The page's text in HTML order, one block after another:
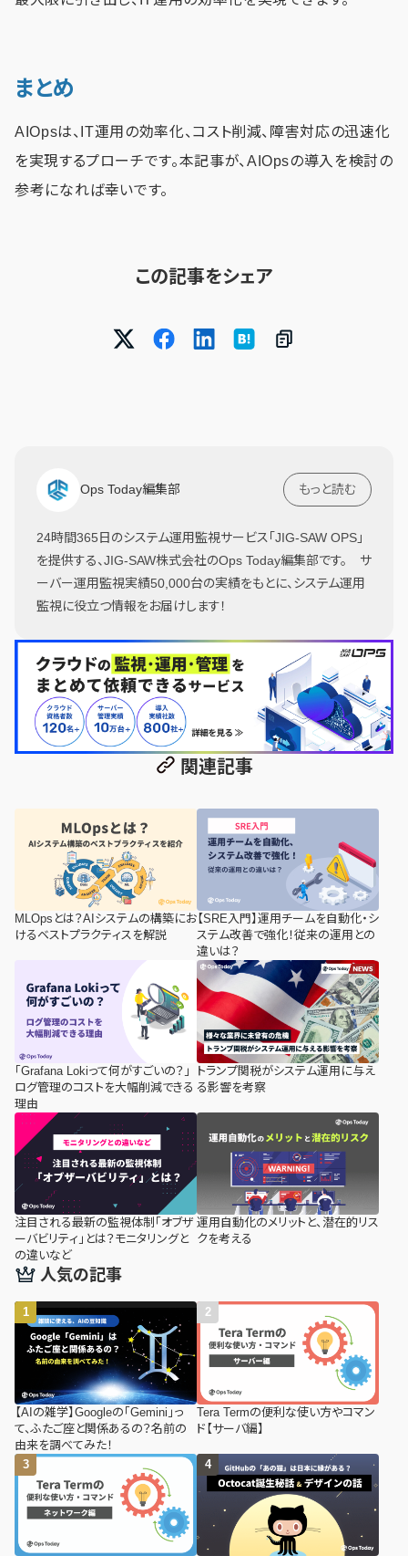
まとめ
AIOpsは、IT運用の効率化、コスト削減、障害対応の迅速化
を実現するプローチです。本記事が、AIOpsの導入を検討の
参考になれば幸いです。
この記事をシェア
Ops Today編集部 もっと読む
24時間365日のシステム運用監視サービス「JIG-SAW OPS」
を提供する、JIG-SAW株式会社のOps Today編集部です。 サ
ーバー運用監視実績50,000台の実績をもとに、システム運用
監視に役立つ情報をお届けします！
関連記事
MLOpsとは？AIシステムの構築にお
けるベストプラクティスを解説
【SRE入門】運用チームを自動化・シ
ステム改善で強化！従来の運用との
違いは？
「Grafana Lokiって何がすごいの？」
ログ管理のコストを大幅削減できる
理由
トランプ関税がシステム運用に与え
る影響を考察
注目される最新の監視体制「オブザ
ーバビリティ」とは？モニタリングと
の違いなど
運用自動化のメリットと、潜在的リス
クを考える
人気の記事
【AIの雑学】Googleの「Gemini」っ
て、ふたご座と関係あるの？名前の
由来を調べてみた！
Tera Termの便利な使い方やコマン
ド【サーバ編】